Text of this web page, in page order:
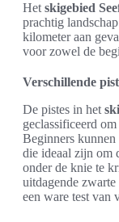
Het skigebied
prachtig
kilometer aan
voor zowel de
Verschillende
De pistes in het
geclassificeerd
Beginners kunnen
die ideaal zijn om
onder de knie te
uitdagende zwarte
een ware test van